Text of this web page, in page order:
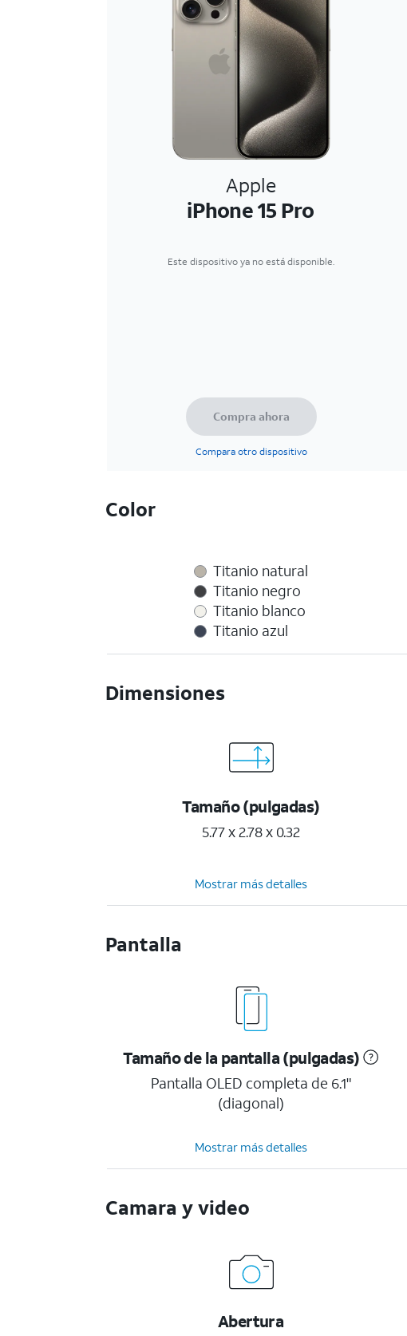
Apple
iPhone 15 Pro
Este dispositivo ya no está disponible.
Compra ahora
Compara otro dispositivo
Color
Titanio natural
Titanio negro
Titanio blanco
Titanio azul
Dimensiones
Tamaño (pulgadas)
5.77 x 2.78 x 0.32
Mostrar más detalles
Pantalla
Tamaño de la pantalla (pulgadas)
Pantalla OLED completa de 6.1"
(diagonal)
Mostrar más detalles
Camara y video
Abertura